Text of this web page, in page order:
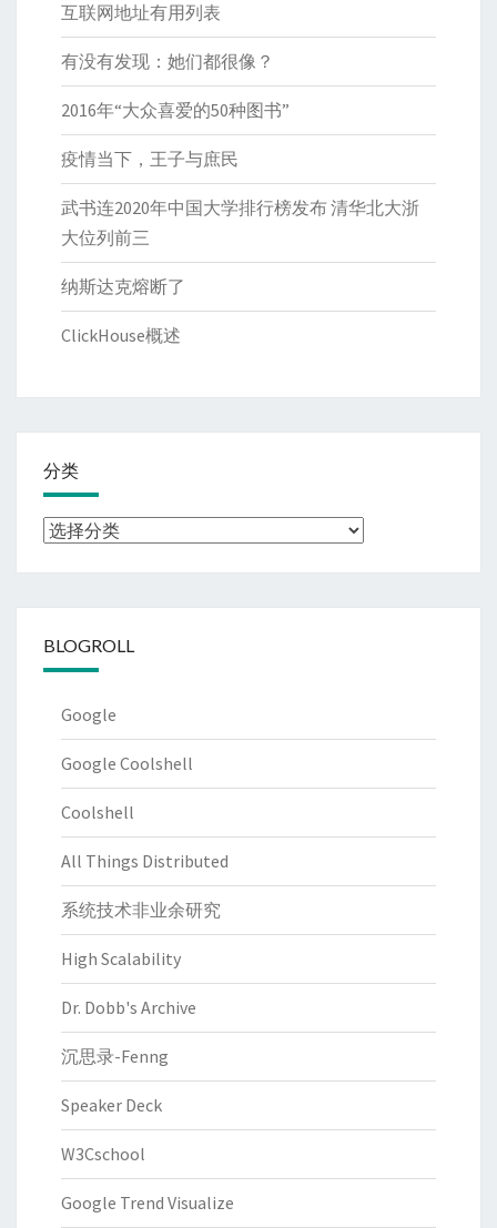
互联网地址有用列表
有没有发现：她们都很像？
2016年“大众喜爱的50种图书”
疫情当下，王子与庶民
武书连2020年中国大学排行榜发布 清华北大浙
大位列前三
纳斯达克熔断了
ClickHouse概述
分类
分
BLOGROLL
Google
Google Coolshell
Coolshell
All Things Distributed
系统技术非业余研究
High Scalability
Dr. Dobb's Archive
沉思录-Fenng
Speaker Deck
W3Cschool
Google Trend Visualize